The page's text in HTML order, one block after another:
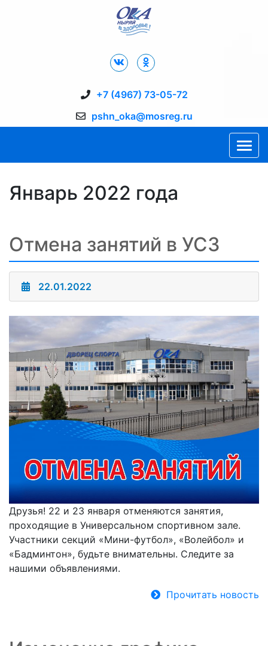
+7 (4967) 73-05-72
pshn_oka@mosreg.ru
Январь 2022 года
Отмена занятий в УСЗ
22.01.2022
Друзья! 22 и 23 января отменяются занятия,
проходящие в Универсальном спортивном зале.
Участники секций «Мини-футбол», «Волейбол» и
«Бадминтон», будьте внимательны. Следите за
нашими объявлениями.
Прочитать новость